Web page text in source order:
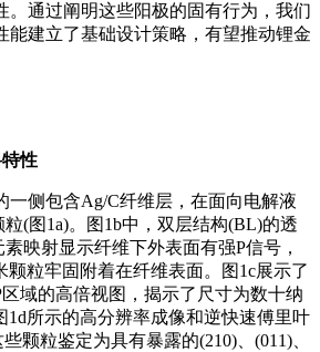
。通过阐明这些阳极的固有行为，我们
能建立了基础设计策略，有望推动锂金
性
一侧包含Ag/C纤维层，在面向电解液
粒(图1a)。图1b中，双层结构(BL)的透
映射显示纤维下外表面有强P信号，
颗粒牢固附着在纤维表面。图1c展示了
域的高倍视图，揭示了尺寸为数十纳
1d所示的高分辨率成像和逆快速傅里叶
颗粒鉴定为具有暴露的(210)、(011)、